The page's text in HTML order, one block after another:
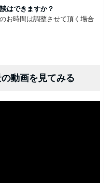
はできますか？
お時間は調整させて頂く場合
動画を見てみる